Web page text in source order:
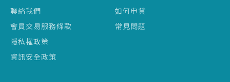
聯絡我們
會員交易服務條款
隱私權政策
資訊安全政策
如何申貸
常見問題